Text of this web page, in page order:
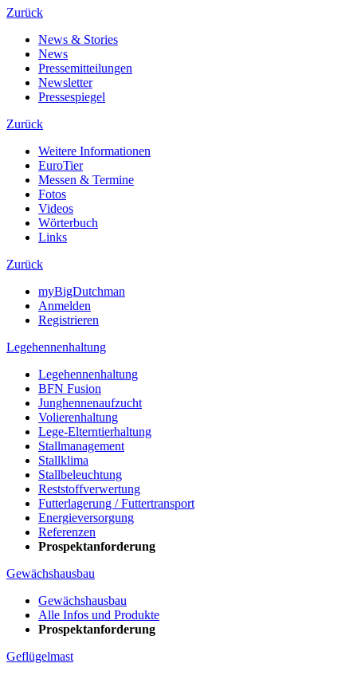
Zurück
News & Stories
News
Pressemitteilungen
Newsletter
Pressespiegel
Zurück
Weitere Informationen
EuroTier
Messen & Termine
Fotos
Videos
Wörterbuch
Links
Zurück
myBigDutchman
Anmelden
Registrieren
Legehennenhaltung
Legehennenhaltung
BFN Fusion
Junghennenaufzucht
Volierenhaltung
Lege-Elterntierhaltung
Stallmanagement
Stallklima
Stallbeleuchtung
Reststoffverwertung
Futterlagerung / Futtertransport
Energieversorgung
Referenzen
Prospektanforderung
Gewächshausbau
Gewächshausbau
Alle Infos und Produkte
Prospektanforderung
Geflügelmast